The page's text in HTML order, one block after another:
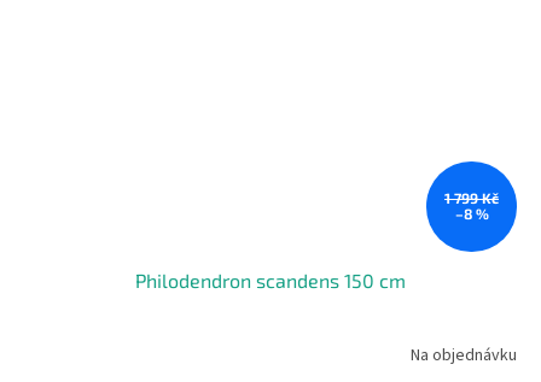
1 799 Kč
–8 %
Philodendron scandens 150 cm
Na objednávku